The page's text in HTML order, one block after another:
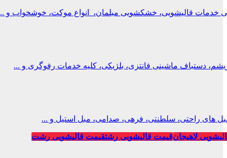
خدمات قالیشویی، خشکشویی مبلمان، انواع موکت، خوشخواب و ..
دستباف ماشینی فانتزی، بلژیکی، کلیه خدمات رفوگری و ...
های راحتی، سلطنتی، فرهی، صدامی، مبل استیل و ...
لاهیجانقیمت قالیشویی رشتقیمت قالیشویی رشت